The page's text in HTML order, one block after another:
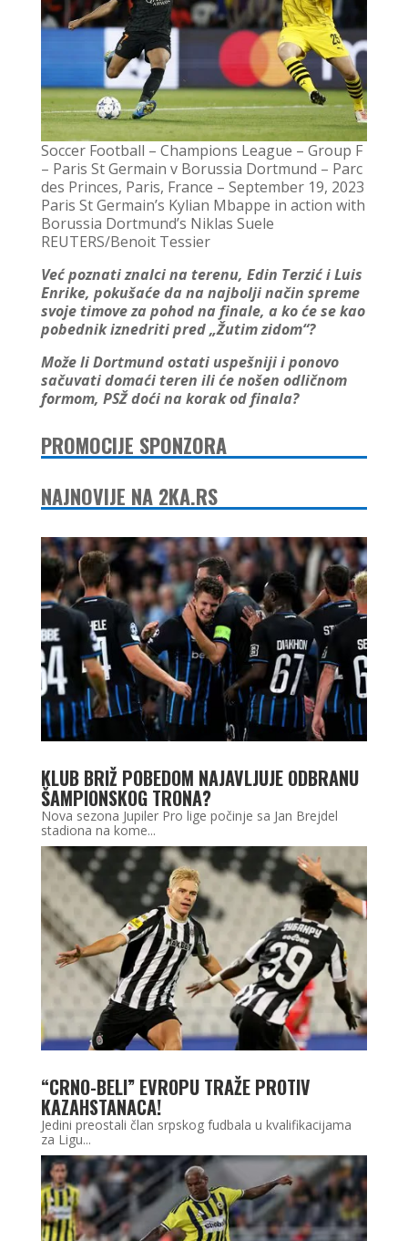
Soccer Football – Champions League – Group F
– Paris St Germain v Borussia Dortmund – Parc
des Princes, Paris, France – September 19, 2023
Paris St Germain’s Kylian Mbappe in action with
Borussia Dortmund’s Niklas Suele
REUTERS/Benoit Tessier
Već poznati znalci na terenu, Edin Terzić i Luis
Enrike, pokušaće da na najbolji način spreme
svoje timove za pohod na finale, a ko će se kao
pobednik iznedriti pred „Žutim zidom“?
Može li Dortmund ostati uspešniji i ponovo
sačuvati domaći teren ili će nošen odličnom
formom, PSŽ doći na korak od finala?
PROMOCIJE SPONZORA
NAJNOVIJE NA 2KA.RS
KLUB BRIŽ POBEDOM NAJAVLJUJE ODBRANU
ŠAMPIONSKOG TRONA?
Nova sezona Jupiler Pro lige počinje sa Jan Brejdel
stadiona na kome...
“CRNO-BELI” EVROPU TRAŽE PROTIV
KAZAHSTANACA!
Jedini preostali član srpskog fudbala u kvalifikacijama
za Ligu...